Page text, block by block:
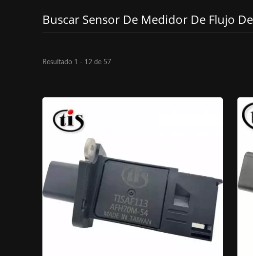
Buscar Sensor De Medidor De Flujo
Resultado 1 - 12 de 57